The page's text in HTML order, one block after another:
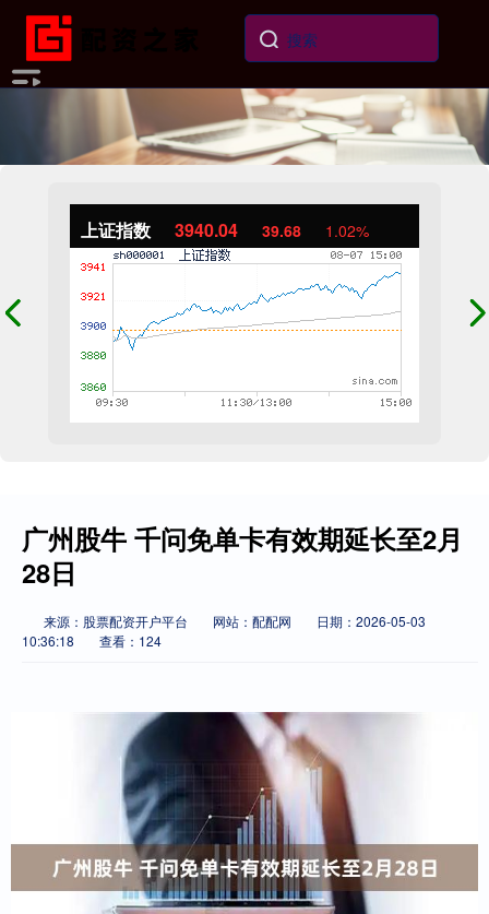
上证指数 3940.04 39.68 1.02%
广州股牛 千问免单卡有效期延长至2月
28日
来源：股票配资开户平台 网站：配配网
日期：2026-05-03
10:36:18
查看：124